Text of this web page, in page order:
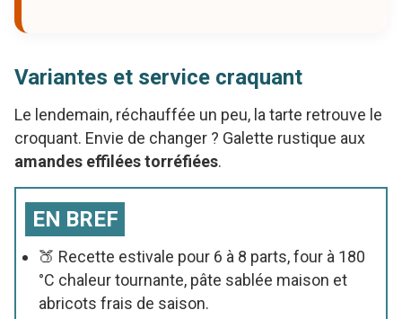
Variantes et service craquant
Le lendemain, réchauffée un peu, la tarte retrouve le
croquant. Envie de changer ? Galette rustique aux
amandes effilées torréfiées.
EN BREF
🍑 Recette estivale pour 6 à 8 parts, four à 180
°C chaleur tournante, pâte sablée maison et
abricots frais de saison.